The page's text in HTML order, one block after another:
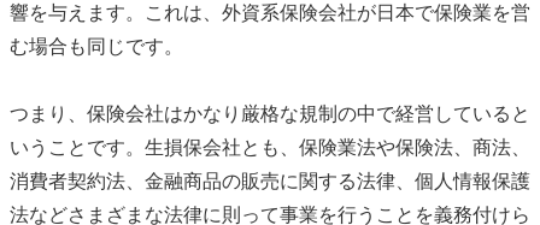
響を与えます。これは、外資系保険会社が日本で保険業を営
む場合も同じです。
つまり、保険会社はかなり厳格な規制の中で経営していると
いうことです。生損保会社とも、保険業法や保険法、商法、
消費者契約法、金融商品の販売に関する法律、個人情報保護
法などさまざまな法律に則って事業を行うことを義務付けら